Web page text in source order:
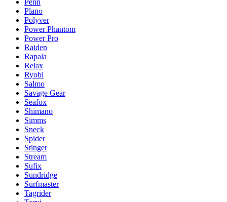
Penn
Plano
Polyver
Power Phantom
Power Pro
Raiden
Rapala
Relax
Ryobi
Salmo
Savage Gear
Seafox
Shimano
Simms
Sneck
Spider
Stinger
Stream
Sufix
Sundridge
Surfmaster
Tagrider